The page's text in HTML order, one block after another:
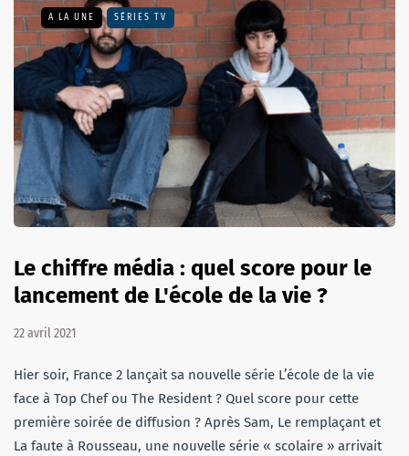
A LA UNE SÉRIES TV
Le chiffre média : quel score pour le
lancement de L'école de la vie ?
22 avril 2021
Hier soir, France 2 lançait sa nouvelle série L’école de la vie
face à Top Chef ou The Resident ? Quel score pour cette
première soirée de diffusion ? Après Sam, Le remplaçant et
La faute à Rousseau, une nouvelle série « scolaire » arrivait